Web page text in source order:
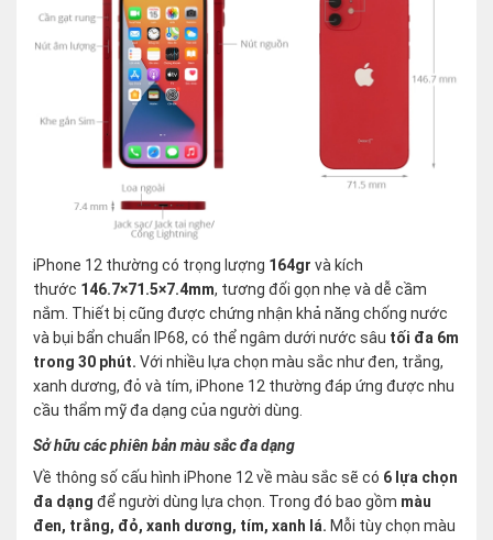
iPhone 12 thường có trọng lượng 164gr và kích
thước 146.7×71.5×7.4mm, tương đối gọn nhẹ và dễ cầm
nắm. Thiết bị cũng được chứng nhận khả năng chống nước
và bụi bẩn chuẩn IP68, có thể ngâm dưới nước sâu tối đa 6m
trong 30 phút. Với nhiều lựa chọn màu sắc như đen, trắng,
xanh dương, đỏ và tím, iPhone 12 thường đáp ứng được nhu
cầu thẩm mỹ đa dạng của người dùng.
Sở hữu các phiên bản màu sắc đa dạng
Về thông số cấu hình iPhone 12 về màu sắc sẽ có 6 lựa chọn
đa dạng để người dùng lựa chọn. Trong đó bao gồm màu
đen, trắng, đỏ, xanh dương, tím, xanh lá. Mỗi tùy chọn màu